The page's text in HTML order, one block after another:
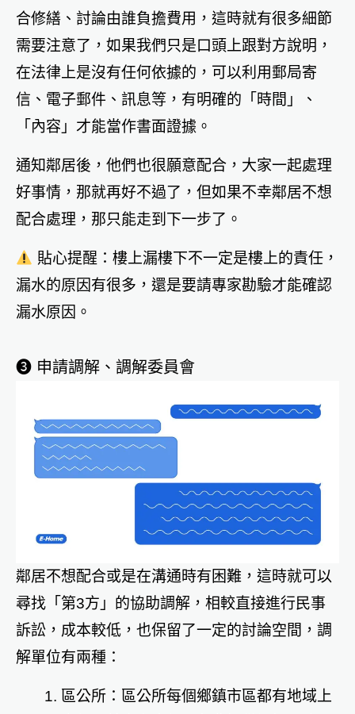
合修繕、討論由誰負擔費用，這時就有很多細節
需要注意了，如果我們只是口頭上跟對方說明，
在法律上是沒有任何依據的，可以利用郵局寄
信、電子郵件、訊息等，有明確的「時間」、
「內容」才能當作書面證據。
通知鄰居後，他們也很願意配合，大家一起處理
好事情，那就再好不過了，但如果不幸鄰居不想
配合處理，那只能走到下一步了。
貼心提醒：樓上漏樓下不一定是樓上的責任，
漏水的原因有很多，還是要請專家勘驗才能確認
漏水原因。
➌ 申請調解、調解委員會
鄰居不想配合或是在溝通時有困難，這時就可以
尋找「第3方」的協助調解，相較直接進行民事
訴訟，成本較低，也保留了一定的討論空間，調
解單位有兩種：
區公所：區公所每個鄉鎮市區都有地域上